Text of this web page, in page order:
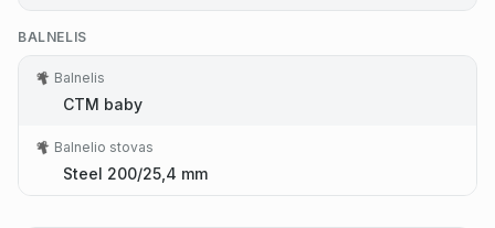
BALNELIS
Balnelis
CTM baby
Balnelio stovas
Steel 200/25,4 mm